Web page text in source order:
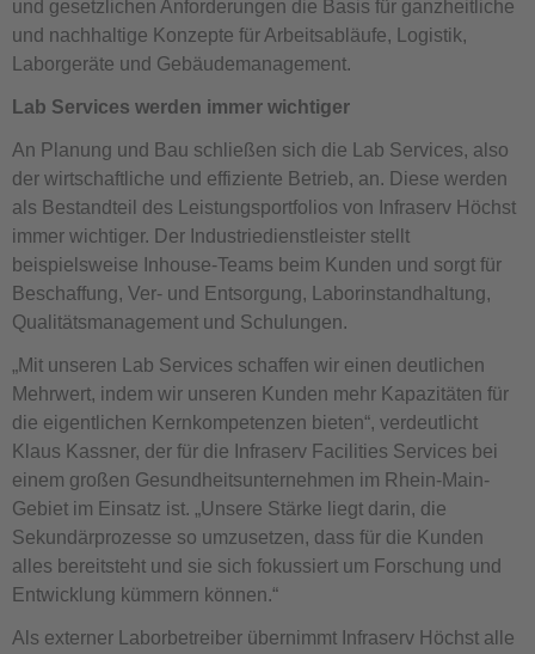
und gesetzlichen Anforderungen die Basis für ganzheitliche
und nachhaltige Konzepte für Arbeitsabläufe, Logistik,
Laborgeräte und Gebäudemanagement.
Lab Services werden immer wichtiger
An Planung und Bau schließen sich die Lab Services, also
der wirtschaftliche und effiziente Betrieb, an. Diese werden
als Bestandteil des Leistungsportfolios von Infraserv Höchst
immer wichtiger. Der Industriedienstleister stellt
beispielsweise Inhouse-Teams beim Kunden und sorgt für
Beschaffung, Ver- und Entsorgung, Laborinstandhaltung,
Qualitätsmanagement und Schulungen.
„Mit unseren Lab Services schaffen wir einen deutlichen
Mehrwert, indem wir unseren Kunden mehr Kapazitäten für
die eigentlichen Kernkompetenzen bieten“, verdeutlicht
Klaus Kassner, der für die Infraserv Facilities Services bei
einem großen Gesundheitsunternehmen im Rhein-Main-
Gebiet im Einsatz ist. „Unsere Stärke liegt darin, die
Sekundärprozesse so umzusetzen, dass für die Kunden
alles bereitsteht und sie sich fokussiert um Forschung und
Entwicklung kümmern können.“
Als externer Laborbetreiber übernimmt Infraserv Höchst alle